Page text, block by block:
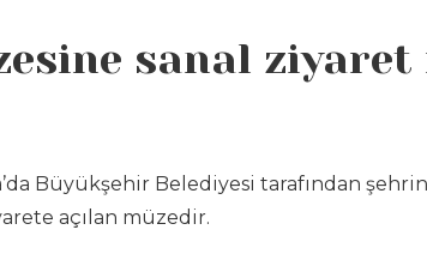
sanal ziyaret
Büyükşehir Belediyesi tarafından
açılan müzedir.